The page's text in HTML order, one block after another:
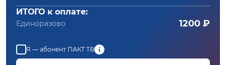
ИТОГО к оплате:
Единоразово 1200 ₽
Я — абонент ПАКТ ТВ